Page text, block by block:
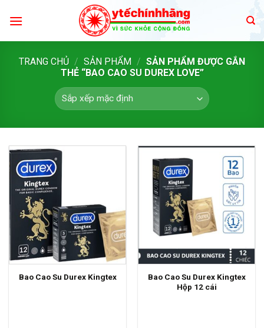
TRANG CHỦ / SẢN PHẨM / SẢN PHẨM ĐƯỢC GẮN
THẺ “BAO CAO SU DUREX LOVE”
Bao Cao Su Durex Kingtex
Bao Cao Su Durex Kingtex
Hộp 12 cái